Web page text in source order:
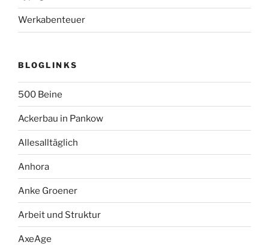
Werkabenteuer
BLOGLINKS
500 Beine
Ackerbau in Pankow
Allesalltäglich
Anhora
Anke Groener
Arbeit und Struktur
AxeAge